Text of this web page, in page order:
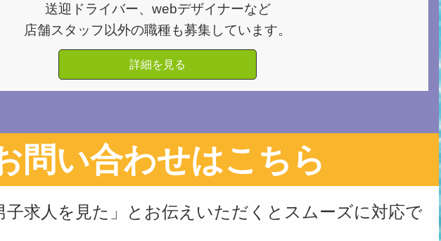
送迎ドライバー、webデザイナーなど
店舗スタッフ以外の職種も募集しています。
詳細を見る
問い合わせはこちら
子求人を見た」とお伝えいただくとスムーズに対応で